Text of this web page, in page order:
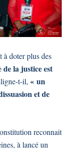
à doter plus des
de la justice est
t-il, « un
et de
reconnait
à lancé un